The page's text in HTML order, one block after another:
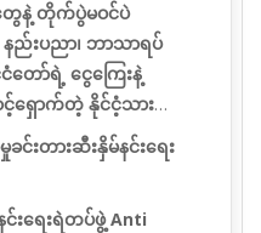
တွေနဲ့ တိုက်ပွဲမဝင်ပဲ
နည်းပညာ၊ ဘာသာရပ်
တော်ရဲ့ ငွေကြေးနဲ့
ရှောက်တဲ့ နိုင်ငံ့သား
င်းတားဆီးနှိမ်နင်းရေး
င်းရေးရဲတပ်ဖွဲ့ Anti